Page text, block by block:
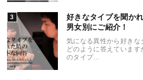
好きなタイプを聞か
男女別にご紹介！
気になる異性から好きな
どのように答えていま
のタイプ...